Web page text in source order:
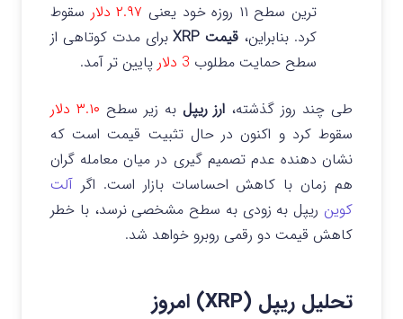
ترین سطح ۱۱ روزه خود یعنی
۲.۹۷ دلار
سقوط
کرد. بنابراین، قیمت XRP
برای مدت کوتاهی از
سطح حمایت مطلوب
پایین تر آمد.
طی چند روز گذشته، ارز ریپل به زیر سطح ۳.۱۰ دلار
سقوط کرد و اکنون در حال تثبیت قیمت است که
نشان دهنده عدم تصمیم گیری در میان معامله گران
هم زمان با کاهش احساسات بازار است. اگر آلت
کوین ریپل به زودی به سطح مشخصی نرسد، با خطر
کاهش قیمت دو رقمی روبرو خواهد شد.
تحلیل ریپل (XRP) امروز